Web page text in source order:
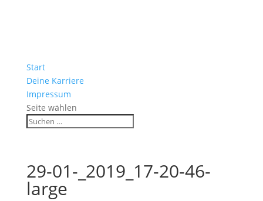
Start
Deine Karriere
Impressum
Seite wählen
29-01-_2019_17-20-46-
large